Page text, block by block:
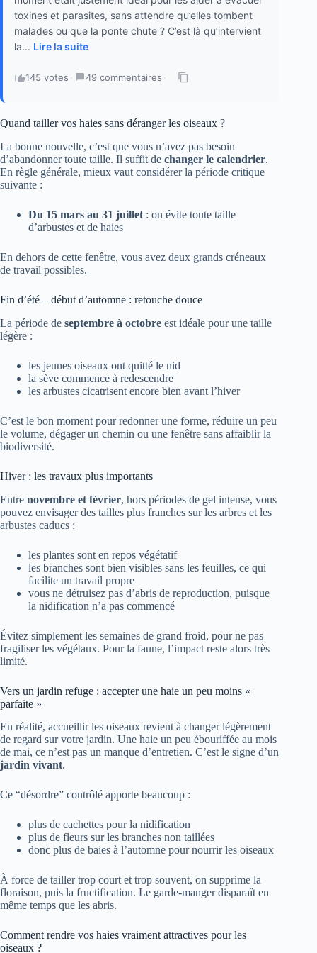
toxines et parasites, sans attendre qu’elles tombent
malades ou que la ponte chute ? C’est là qu’intervient
la... Lire la suite
145 votes · 49 commentaires ·
Quand tailler vos haies sans déranger les oiseaux ?
La bonne nouvelle, c’est que vous n’avez pas besoin
d’abandonner toute taille. Il suffit de changer le calendrier.
En règle générale, mieux vaut considérer la période critique
suivante :
Du 15 mars au 31 juillet : on évite toute taille
d’arbustes et de haies
En dehors de cette fenêtre, vous avez deux grands créneaux
de travail possibles.
Fin d’été – début d’automne : retouche douce
La période de septembre à octobre est idéale pour une taille
légère :
les jeunes oiseaux ont quitté le nid
la sève commence à redescendre
les arbustes cicatrisent encore bien avant l’hiver
C’est le bon moment pour redonner une forme, réduire un peu
le volume, dégager un chemin ou une fenêtre sans affaiblir la
biodiversité.
Hiver : les travaux plus importants
Entre novembre et février, hors périodes de gel intense, vous
pouvez envisager des tailles plus franches sur les arbres et les
arbustes caducs :
les plantes sont en repos végétatif
les branches sont bien visibles sans les feuilles, ce qui
facilite un travail propre
vous ne détruisez pas d’abris de reproduction, puisque
la nidification n’a pas commencé
Évitez simplement les semaines de grand froid, pour ne pas
fragiliser les végétaux. Pour la faune, l’impact reste alors très
limité.
Vers un jardin refuge : accepter une haie un peu moins «
parfaite »
En réalité, accueillir les oiseaux revient à changer légèrement
de regard sur votre jardin. Une haie un peu ébouriffée au mois
de mai, ce n’est pas un manque d’entretien. C’est le signe d’un
jardin vivant.
Ce “désordre” contrôlé apporte beaucoup :
plus de cachettes pour la nidification
plus de fleurs sur les branches non taillées
donc plus de baies à l’automne pour nourrir les oiseaux
À force de tailler trop court et trop souvent, on supprime la
floraison, puis la fructification. Le garde-manger disparaît en
même temps que les abris.
Comment rendre vos haies vraiment attractives pour les
oiseaux ?